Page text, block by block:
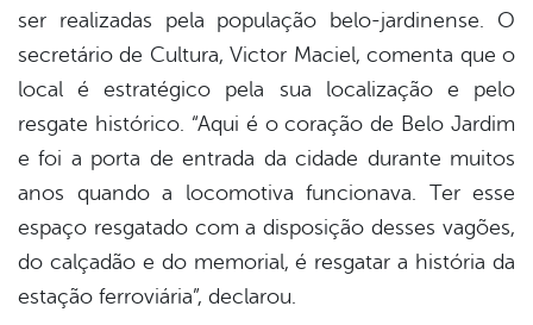
ser realizadas pela população belo-jardinense. O
secretário de Cultura, Victor Maciel, comenta que o
local é estratégico pela sua localização e pelo
resgate histórico. “Aqui é o coração de Belo Jardim
e foi a porta de entrada da cidade durante muitos
anos quando a locomotiva funcionava. Ter esse
espaço resgatado com a disposição desses vagões,
do calçadão e do memorial, é resgatar a história da
estação ferroviária”, declarou.